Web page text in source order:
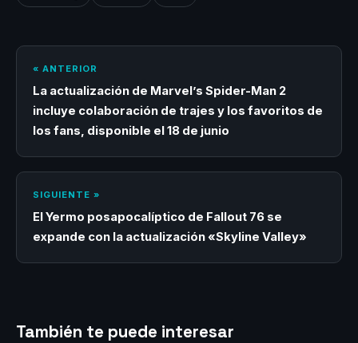
« ANTERIOR
La actualización de Marvel’s Spider-Man 2
incluye colaboración de trajes y los favoritos de
los fans, disponible el 18 de junio
SIGUIENTE »
El Yermo posapocalíptico de Fallout 76 se
expande con la actualización «Skyline Valley»
También te puede interesar